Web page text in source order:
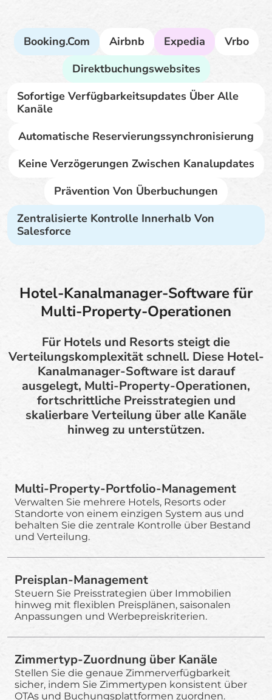
Booking.com Airbnb Expedia
Vrbo
Direktbuchungswebsites
Sofortige Verfügbarkeitsupdates Über Alle
Kanäle
Automatische Reservierungssynchronisierung
Keine Verzögerungen Zwischen Kanalupdates
Prävention Von Überbuchungen
Zentralisierte Kontrolle Innerhalb Von
Salesforce
Hotel-Kanalmanager-Software für
Multi-Property-Operationen
Für Hotels und Resorts steigt die
Verteilungskomplexität schnell. Diese Hotel-
Kanalmanager-Software ist darauf
ausgelegt, Multi-Property-Operationen,
fortschrittliche Preisstrategien und
skalierbare Verteilung über alle Kanäle
hinweg zu unterstützen.
Multi-Property-Portfolio-Management
Verwalten Sie mehrere Hotels, Resorts oder
Standorte von einem einzigen System aus und
behalten Sie die zentrale Kontrolle über Bestand
und Verteilung.
Preisplan-Management
Steuern Sie Preisstrategien über Immobilien
hinweg mit flexiblen Preisplänen, saisonalen
Anpassungen und Werbepreiskriterien.
Zimmertyp-Zuordnung über Kanäle
Stellen Sie die genaue Zimmerverfügbarkeit
sicher, indem Sie Zimmertypen konsistent über
OTAs und Buchungsplattformen zuordnen.